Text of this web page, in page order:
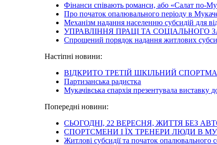
Фінанси співають романси, або «Салат по-
Про початок опалювального періоду в
Механізм надання населенню субсидій для
УПРАВЛІННЯ ПРАЦІ ТА
Спрощений порядок надання житлових
Настіпні новини:
ВІДКРИТО ТРЕТІЙ ШКІЛЬНИЙ
Партизанська радистка
Мукачівська єпархія презентувала
Попередні новини:
СЬОГОДНІ, 22 ВЕРЕСНЯ, ЖИТТЯ БЕЗ
СПОРТСМЕНИ І ЇХ ТРЕНЕРИ ЛЮДИ В
Житлові субсидії та початок опалювального